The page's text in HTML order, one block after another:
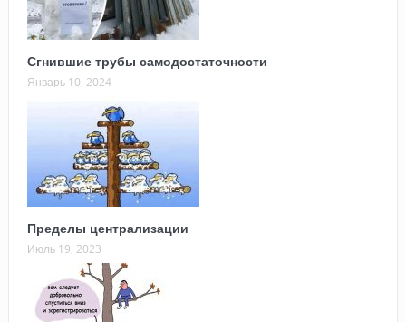
Сгнившие трубы самодостаточности
Январь 10, 2024
Пределы централизации
Июль 19, 2023